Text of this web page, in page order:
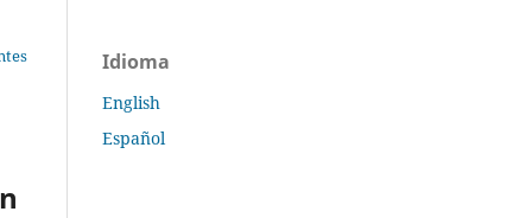
Idioma
English
Español